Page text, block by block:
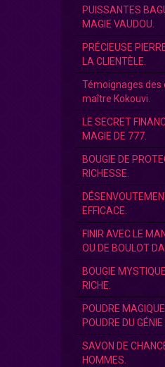
PUISSANTES
MAGIE VAUDOU.
PRÉCIEUSE
LA CLIENTÈLE.
Témoignages des
maître Kokouvi.
LE SECRET
MAGIE DE 777.
BOUGIE DE
RICHESSE.
EFFICACE.
FINIR AVEC LE
OU DE BOULOT
BOUGIE
RICHE.
POUDRE
POUDRE DU
SAVON DE
HOMMES.